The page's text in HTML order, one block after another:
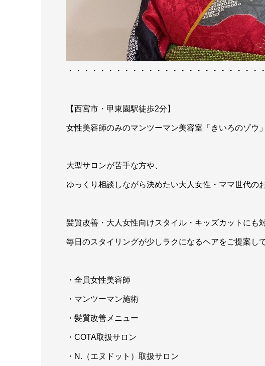
・・・・・・・・・・・・・・・・・・・・・・・・
【西宮市・甲東園駅徒歩2分】
女性美容師のみのマンツーマン美容室「きいろのゾウ」
大型サロンが苦手な方や、
ゆっくり相談しながら決めたい大人女性・ママ世代の
髪質改善・大人女性向けスタイル・キッズカットにも対
毎日のスタイリングが少しラクになるヘアをご提案し
・全員女性美容師
・マンツーマン施術
・髪質改善メニュー
・COTA取扱サロン
・N.（エヌドット）取扱サロン